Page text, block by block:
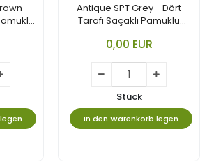
-
Antique SPT Grey - Dört
Tarafı Saçaklı Pamuklu
0,00 EUR
Stück
In den Warenkorb legen